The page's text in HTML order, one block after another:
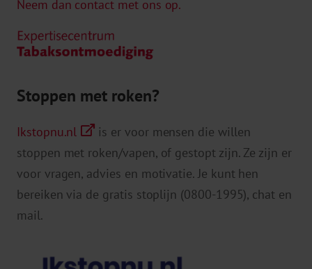
Neem dan contact met ons op.
Stoppen met roken?
Ikstopnu.nl
is er voor mensen die willen
stoppen met roken/vapen, of gestopt zijn. Ze zijn er
voor vragen, advies en motivatie. Je kunt hen
bereiken via de gratis stoplijn (0800-1995), chat en
mail.